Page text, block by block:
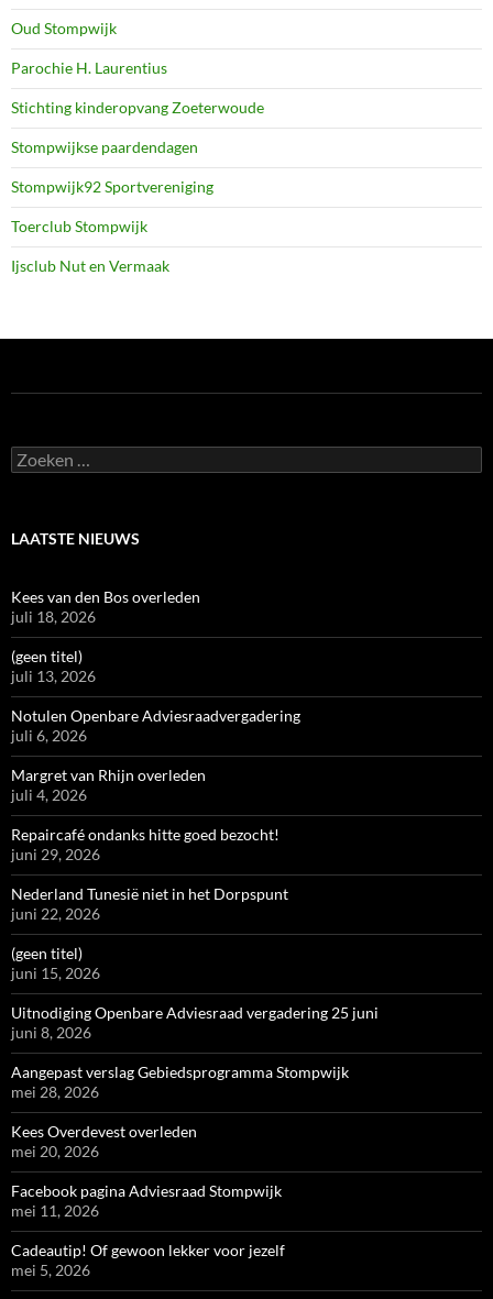
Oud Stompwijk
Parochie H. Laurentius
Stichting kinderopvang Zoeterwoude
Stompwijkse paardendagen
Stompwijk92 Sportvereniging
Toerclub Stompwijk
Ijsclub Nut en Vermaak
Zoeken
naar:
LAATSTE NIEUWS
Kees van den Bos overleden
juli 18, 2026
(geen titel)
juli 13, 2026
Notulen Openbare Adviesraadvergadering
juli 6, 2026
Margret van Rhijn overleden
juli 4, 2026
Repaircafé ondanks hitte goed bezocht!
juni 29, 2026
Nederland Tunesië niet in het Dorpspunt
juni 22, 2026
(geen titel)
juni 15, 2026
Uitnodiging Openbare Adviesraad vergadering 25 juni
juni 8, 2026
Aangepast verslag Gebiedsprogramma Stompwijk
mei 28, 2026
Kees Overdevest overleden
mei 20, 2026
Facebook pagina Adviesraad Stompwijk
mei 11, 2026
Cadeautip! Of gewoon lekker voor jezelf
mei 5, 2026